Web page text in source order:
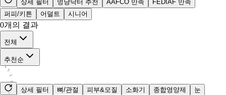
상세 필터
멍냥닥터 추천 AAFCO 만족
FEDIAF 만족
퍼피/키튼
어덜트 시니어
0개의 결과
전체
추천순
상세 필터 뼈/관절 피부&모질 소화기 종합영양제
눈